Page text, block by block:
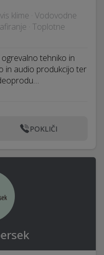
klime · Vodovodne
· Toplotne
tehniko in
in audio produkcijo ter
POKLIČI